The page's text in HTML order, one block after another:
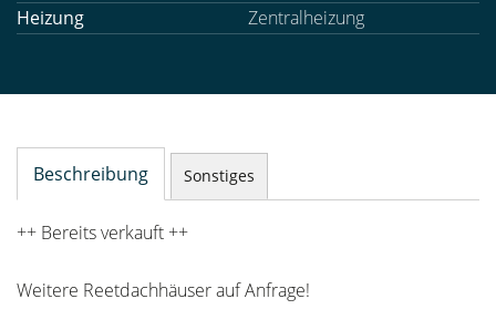
Heizung
Zentralheizung
Beschreibung Sonstiges
++ Bereits verkauft ++
Weitere Reetdachhäuser auf Anfrage!